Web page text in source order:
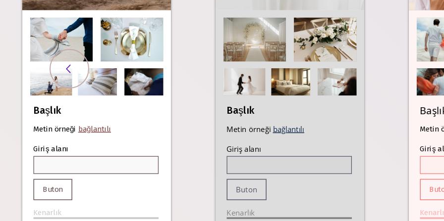
Başlık
Metin örneğibağlantılı
Giriş alanı
Buton
Kenarlık
Başlık
Metin örneği bağlantılı
Giriş alanı
Buton
Kenarlık
Metin
Giriş